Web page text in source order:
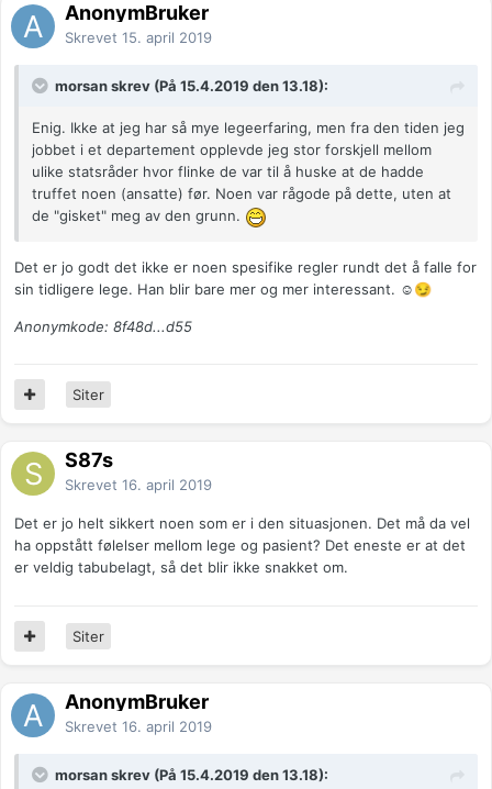
AnonymBruker
Skrevet 15. april 2019
morsan skrev (På 15.4.2019 den 13.18):
Enig. Ikke at jeg har så mye legeerfaring, men fra den tiden jeg
jobbet i et departement opplevde jeg stor forskjell mellom
ulike statsråder hvor flinke de var til å huske at de hadde
truffet noen (ansatte) før. Noen var rågode på dette, uten at
de "gisket" meg av den grunn.
Det er jo godt det ikke er noen spesifike regler rundt det å falle for
sin tidligere lege. Han blir bare mer og mer interessant. ☺ 😏
Anonymkode: 8f48d...d55
Siter
S87s
Skrevet 16. april 2019
Det er jo helt sikkert noen som er i den situasjonen. Det må da vel
ha oppstått følelser mellom lege og pasient? Det eneste er at det
er veldig tabubelagt, så det blir ikke snakket om.
Siter
AnonymBruker
Skrevet 16. april 2019
morsan skrev (På 15.4.2019 den 13.18):